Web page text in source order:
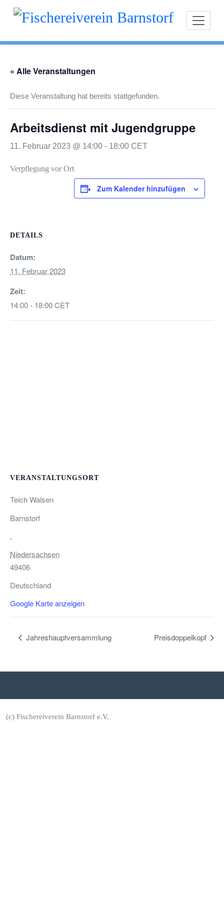
Zum
Fischereiverein
« Alle Veranstaltungen
Diese Veranstaltung hat bereits stattgefunden.
Arbeitsdienst mit Jugendgruppe
11. Februar 2023 @ 14:00 - 18:00 CET
Verpflegung vor Ort
Zum Kalender hinzufügen
DETAILS
Datum:
11. Februar 2023
Zeit:
14:00 - 18:00CET
VERANSTALTUNGSORT
Teich Walsen
Barnstorf
,
Niedersachsen
49406
Deutschland
Google Karte anzeigen
Jahreshauptversammlung Preisdoppelkopf
(c) Fischereiverein Barnstorf e.V.